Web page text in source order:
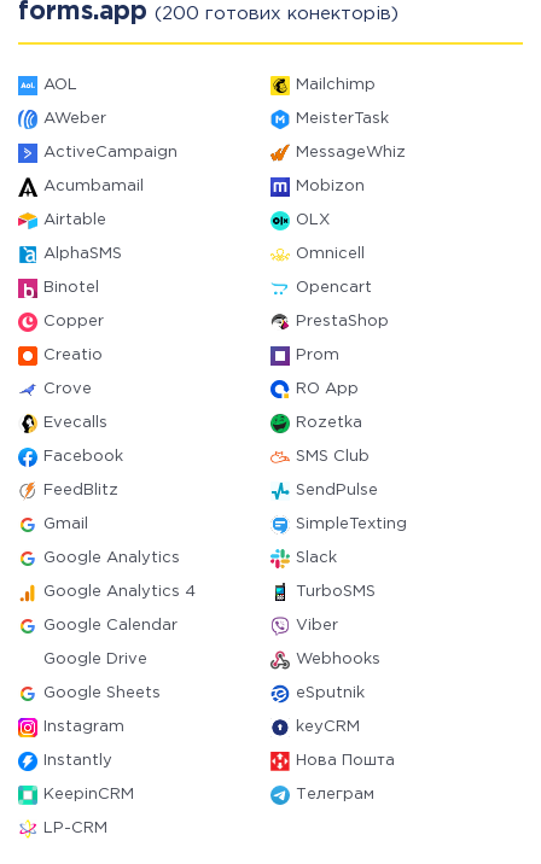
forms.app (200 готових конекторів)
AOL Mailchimp
AWeber MeisterTask
ActiveCampaign MessageWhiz
Acumbamail Mobizon
Airtable OLX
AlphaSMS Omnicell
Binotel Opencart
Copper PrestaShop
Creatio Prom
Crove RO App
Evecalls Rozetka
Facebook SMS Club
FeedBlitz SendPulse
Gmail SimpleTexting
Google Analytics Slack
Google Analytics 4 TurboSMS
Google Calendar Viber
Google Drive Webhooks
Google Sheets eSputnik
Instagram keyCRM
Instantly Нова Пошта
KeepinCRM Телеграм
LP-CRM